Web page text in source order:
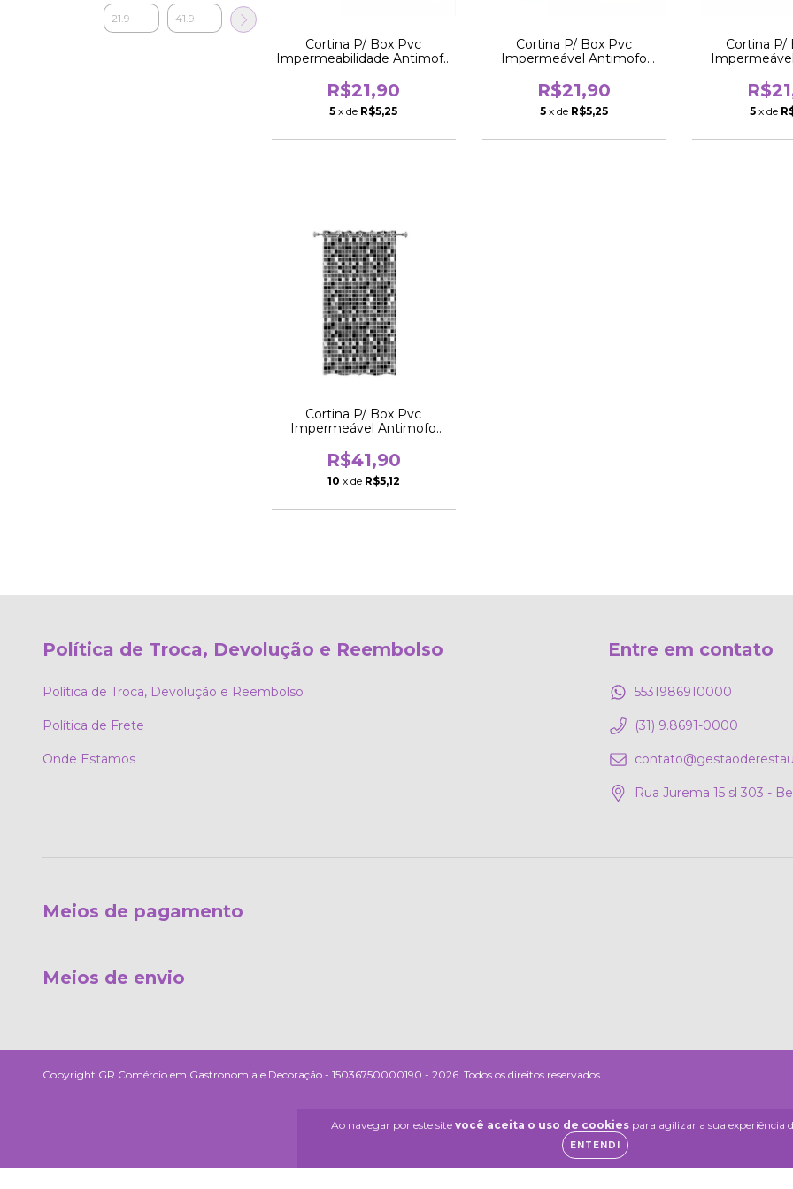
Ao navegar por este site você aceita o uso de cookiespara agilizar a sua experiência
ENTENDI
Cortina P/ Box Pvc
Impermeabilidade Antimofo
R$21,90
5 x de R$5,25
Cortina P/ Box Pvc
Impermeável Antimofo
R$21,90
5 x de R$5,25
Cortina P/
5 x de
Cortina P/ Box Pvc
Impermeável Antimofo
R$41,90
10 x de R$5,12
Política de Troca, Devolução e Reembolso
Política de Troca, Devolução e Reembolso
Política de Frete
Onde Estamos
Entre em contato
5531986910000
(31) 9.8691-0000
Rua Jurema 15 sl 303 -
Meios de pagamento
Meios de envio
Copyright GR Comércio em Gastronomia e Decoração - 15036750000190 - 2026. Todos os direitos reservados.